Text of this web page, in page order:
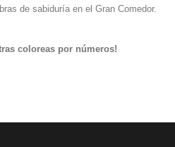
de sabiduría en el Gran Comedor.
coloreas por números!